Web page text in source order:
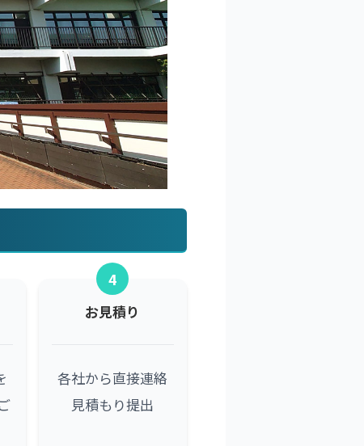
4
お見積り
各社から直接連絡
見積もり提出